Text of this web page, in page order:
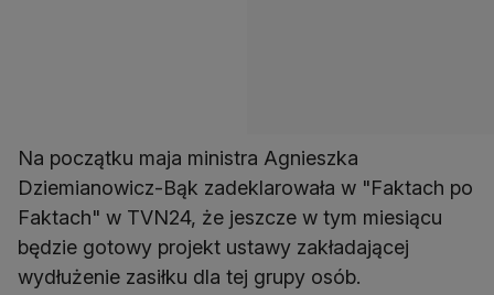
Na początku maja ministra Agnieszka
Dziemianowicz-Bąk zadeklarowała w "Faktach po
Faktach" w TVN24, że jeszcze w tym miesiącu
będzie gotowy projekt ustawy zakładającej
wydłużenie zasiłku dla tej grupy osób.